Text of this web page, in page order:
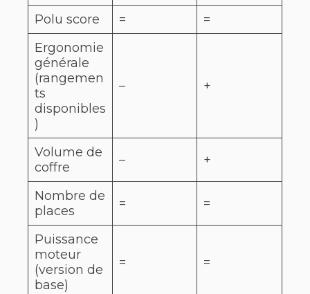
Polu score =
=
Ergonomie
générale
(rangemen
ts
disponibles
)
– +
Volume de
coffre
– +
Nombre de
places
= =
Puissance
moteur
(version de
base)
= =